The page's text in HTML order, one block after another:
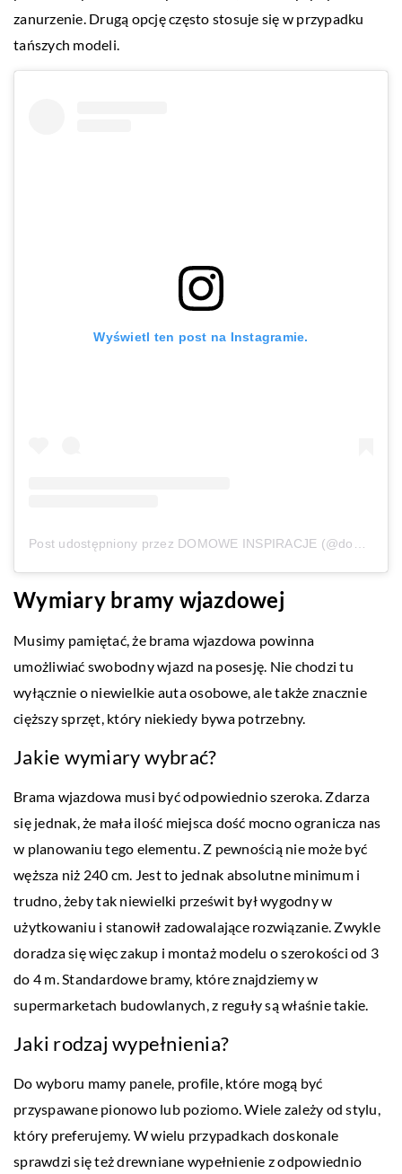
zanurzenie. Drugą opcję często stosuje się w przypadku
tańszych modeli.
Wyświetl ten post na Instagramie.
Post udostępniony przez DOMOWE INSPIRACJE (@domowe_inspiracje)
Wymiary bramy wjazdowej
Musimy pamiętać, że brama wjazdowa powinna
umożliwiać swobodny wjazd na posesję. Nie chodzi tu
wyłącznie o niewielkie auta osobowe, ale także znacznie
cięższy sprzęt, który niekiedy bywa potrzebny.
Jakie wymiary wybrać?
Brama wjazdowa musi być odpowiednio szeroka. Zdarza
się jednak, że mała ilość miejsca dość mocno ogranicza nas
w planowaniu tego elementu. Z pewnością nie może być
węższa niż 240 cm. Jest to jednak absolutne minimum i
trudno, żeby tak niewielki prześwit był wygodny w
użytkowaniu i stanowił zadowalające rozwiązanie. Zwykle
doradza się więc zakup i montaż modelu o szerokości od 3
do 4 m. Standardowe bramy, które znajdziemy w
supermarketach budowlanych, z reguły są właśnie takie.
Jaki rodzaj wypełnienia?
Do wyboru mamy panele, profile, które mogą być
przyspawane pionowo lub poziomo. Wiele zależy od stylu,
który preferujemy. W wielu przypadkach doskonale
sprawdzi się też drewniane wypełnienie z odpowiednio